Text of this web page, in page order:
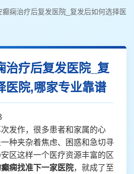
癫痫治疗后复发医院_复发后如何选择医
治疗后复发医院_复
医院,哪家专业靠谱
发作，很多患者和家属的心
种夹杂着焦虑、困惑和急切寻
区这样一个医疗资源丰富的区
痫找准下一家医院，就成了至